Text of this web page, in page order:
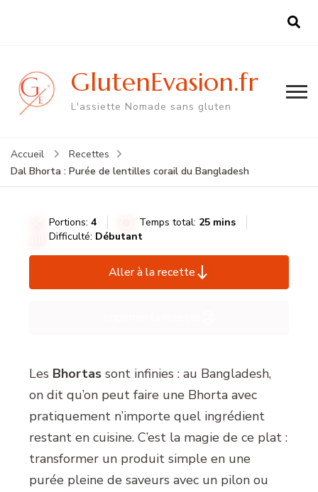
GlutenEvasion.fr
L'assiette Nomade sans gluten
Accueil
Recettes
Dal Bhorta : Purée de lentilles corail du Bangladesh
Portions:4 Temps total: 25 mins
Difficulté: Débutant
Aller à la recette
Les Bhortas sont infinies : au Bangladesh,
on dit qu’on peut faire une Bhorta avec
pratiquement n’importe quel ingrédient
restant en cuisine. C’est la magie de ce plat :
transformer un produit simple en une
purée pleine de saveurs avec un pilon ou